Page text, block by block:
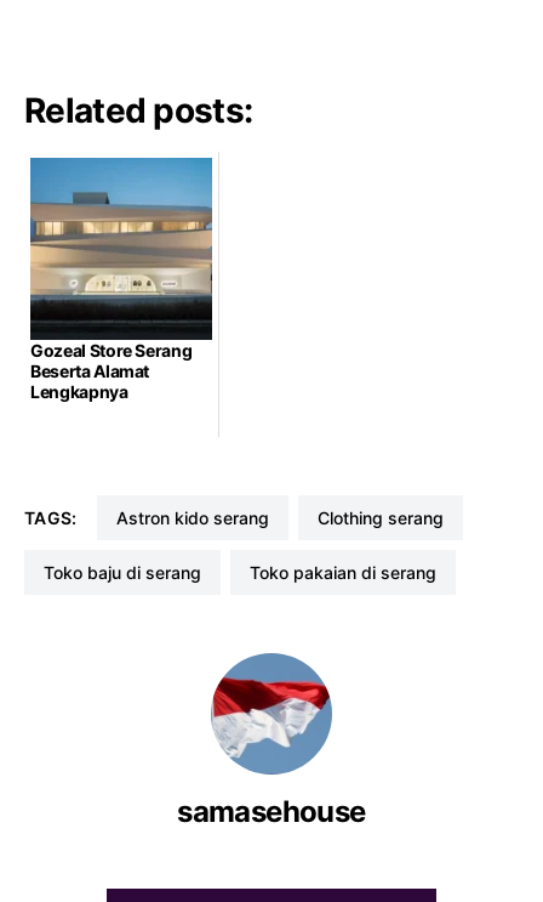
Related posts:
Gozeal Store Serang
Beserta Alamat
Lengkapnya
TAGS: astron kido serang clothing serang
toko baju di serang toko pakaian di serang
samasehouse